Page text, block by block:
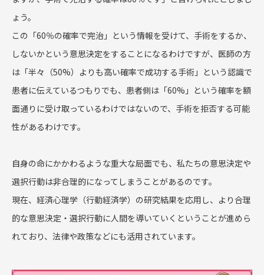
ょう。
この「60％の確率で完治」という情報を受けて、手術をするか、
しないかという意思決定をすることになるわけですが、医師の方
は「半々（50%）よりも高い確率で成功する手術」という認識で
患者に伝えているつもりでも、患者側は「60%」という確率を額
面通りに受け取っているわけではないので、手術を拒否する可能
性があるわけです。
自身の命にかかわるような重大な局面でも、私たちの意思決定や
選択行動は非合理的になってしまうことがあるのです。
現在、経済心理学（行動経済学）の研究結果を応用し、より合理
的な意思決定・選択行動に人間を導いていくということが進めら
れており、法律や政策などにも活用されています。